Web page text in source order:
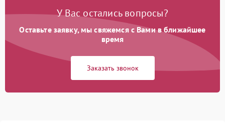
У Вас остались вопросы?
Оставьте заявку, мы свяжемся с Вами в ближайшее
время
Заказать звонок